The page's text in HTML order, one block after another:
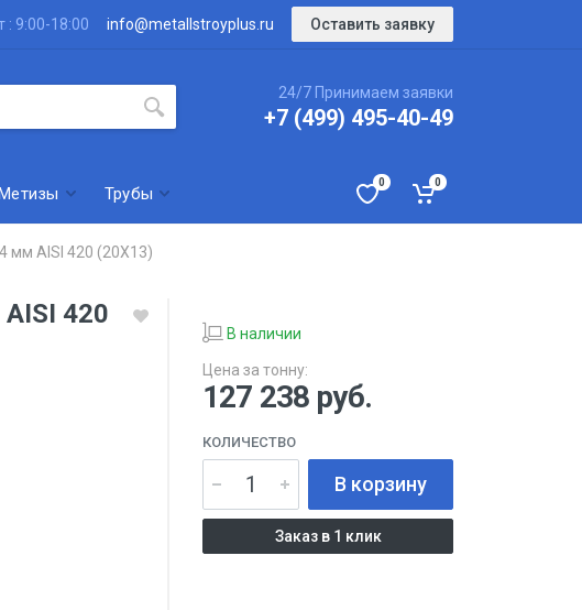
: 9:00-18:00 info@metallstroyplus.ru Оставить заявку
24/7 Принимаем заявки
+7 (499) 495-40-49
Трубы
0 0
мм AISI 420 (20Х13)
420
В наличии
Цена за тонну:
127 238 руб.
КОЛИЧЕСТВО
В корзину
Заказ в 1 клик